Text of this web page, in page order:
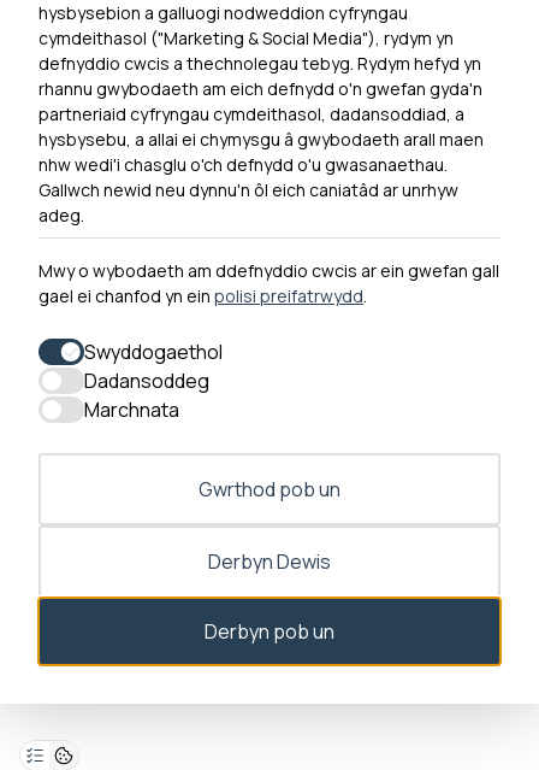
Dewislen Troedyn
Newyddion
Ymuno â ni
Hygyrchedd
Hysbysiad Preifatrwydd
Cysylltu â ni
0300 790 0203 Mae ein llinell ffôn ar agor rhwng 10yb-
4yp Dydd Llun - Dydd Gwener
hysbysebion a galluogi nodweddion cyfryngau
cymdeithasol ("Marketing & Social Media"), rydym yn
defnyddio cwcis a thechnolegau tebyg. Rydym hefyd yn
rhannu gwybodaeth am eich defnydd o'n gwefan gyda'n
partneriaid cyfryngau cymdeithasol, dadansoddiad, a
hysbysebu, a allai ei chymysgu â gwybodaeth arall maen
nhw wedi'i chasglu o'ch defnydd o'u gwasanaethau.
Gallwch newid neu dynnu'n ôl eich caniatâd ar unrhyw
adeg.
Mwy o wybodaeth am ddefnyddio cwcis ar ein gwefan gall
gael ei chanfod yn ein polisi preifatrwydd.
Swyddogaethol
Dadansoddeg
Marchnata
Gwrthod pob un
Derbyn Dewis
Derbyn pob un